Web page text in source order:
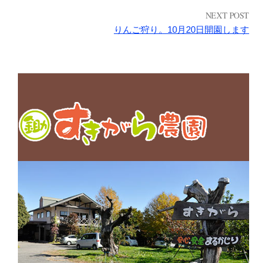
NEXT POST
りんご狩り。10月20日開園します